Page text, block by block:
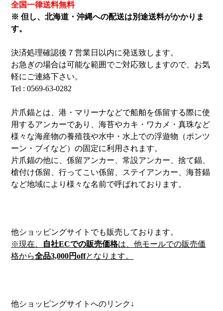
全国一律送料無料
※ 但し、北海道・沖縄への配送は別途送料がかかりま
す。
決済処理確認後７営業日以内に発送致します。
お急ぎの場合は可能な範囲でご対応致しますので、お気
軽にご連絡下さい。
Tel : 0569-63-0282
片爪錨とは、港・マリーナなどで船舶を係留する際に使
用するアンカーであり、海苔やカキ・ワカメ・真珠など
様々な海産物の養殖筏や水中・水上での浮遊物（ポンツ
ーン・ブイなど）の固定に利用されます。
片爪錨の他に、係留アンカー、常設アンカー、捨て錨、
槍付け係留、行ってこい係留、ステイアンカー、海苔錨
など地域により様々な名前で呼ばれております。
他ショッピングサイトでも販売しております。
※現在、 自社ECでの販売価格は、他モールでの販売価
格から全品3,000円offとなります。
他ショッピングサイトへのリンク↓